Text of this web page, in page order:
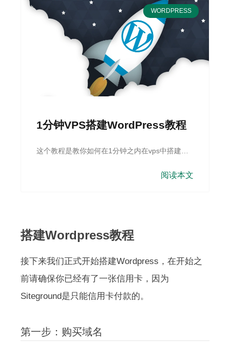
WORDPRESS
1分钟VPS搭建WordPress教程
这个教程是教你如何在1分钟之内在vps中搭建完
阅读本文
搭建Wordpress教程
接下来我们正式开始搭建Wordpress，在开始之
前请确保你已经有了一张信用卡，因为
Siteground是只能信用卡付款的。
第一步：购买域名